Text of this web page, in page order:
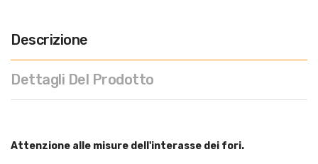
Descrizione
Dettagli Del Prodotto
Attenzione alle misure dell'interasse dei fori.